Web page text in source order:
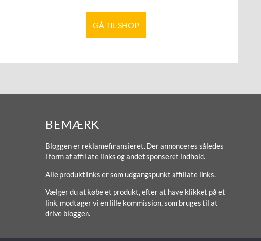
GÅ TIL SHOP
BEMÆRK
Bloggen er reklamefinansieret. Der annonceres således
i form af affiliate links og andet sponseret indhold.
Alle produktlinks er som udgangspunkt affiliate links.
Vælger du at købe et produkt, efter at have klikket på et
link, modtager vi en lille kommission, som bruges til at
drive bloggen.